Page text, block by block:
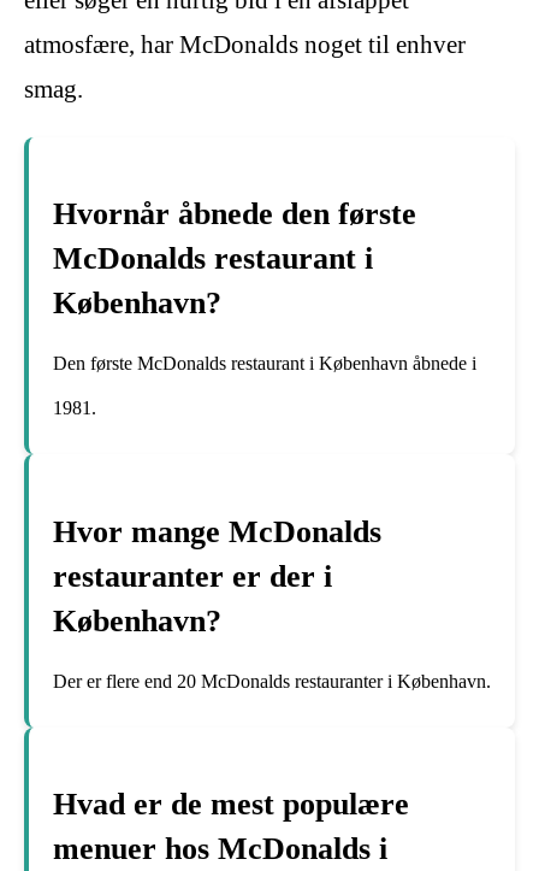
atmosfære, har McDonalds noget til enhver
smag.
Hvornår åbnede den første
McDonalds restaurant i
København?
Den første McDonalds restaurant i København åbnede i
1981.
Hvor mange McDonalds
restauranter er der i
København?
Der er flere end 20 McDonalds restauranter i København.
Hvad er de mest populære
menuer hos McDonalds i